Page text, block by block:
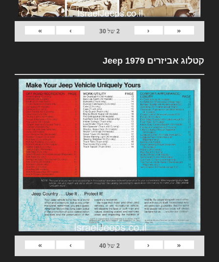
«
‹
2של30
›
»
קטלוג אביזרים 1979 Jeep
«
‹
2של40
›
»